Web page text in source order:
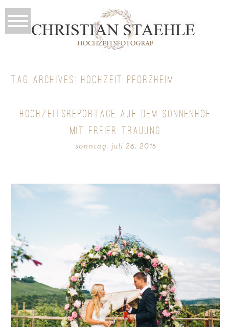
TAG ARCHIVES: HOCHZEIT PFORZHEIM
HOCHZEITSREPORTAGE AUF DEM SONNENHOF
MIT FREIER TRAUUNG
sonntag, juli 26, 2015